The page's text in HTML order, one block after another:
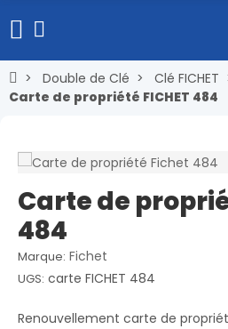
Double de Clé
Clé FICHET
Carte de propriété FICHET 484
Carte de
484
Marque: Fichet
UGS: carte FICHET 484
Renouvellement carte de